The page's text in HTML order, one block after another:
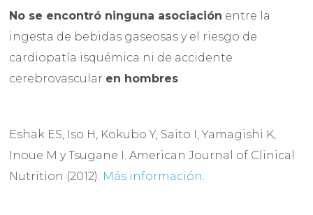
No se encontró ninguna asociación entre la
ingesta de bebidas gaseosas y el riesgo de
cardiopatía isquémica ni de accidente
cerebrovascular en hombres.
Eshak ES, Iso H, Kokubo Y, Saito I, Yamagishi K,
Inoue M y Tsugane I. American Journal of Clinical
Nutrition (2012). Más información.